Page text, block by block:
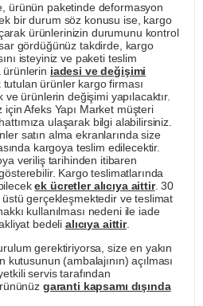
ürünün paketinde deformasyon
bir durum söz konusu ise, kargo
ürünlerinizin durumunu kontrol
gördüğünüz takdirde, kargo
isteyiniz ve paketi teslim
ürünlerin iadesi ve değişimi
tutulan ürünler kargo firması
ve ürünlerin değişimi yapılacaktır.
Afeks Yapı Market müşteri
ulaşarak bilgi alabilirsiniz.
satın alma ekranlarında size
kargoya teslim edilecektir.
veriliş tarihinden itibaren
Kargo teslimatlarında
ek ücretler alıcıya aittir. 30
gerçekleşmektedir ve teslimat
kullanılması nedeni ile iade
bedeli alıcıya aittir.
gerektiriyorsa, size en yakın
(ambalajının) açılması
servis tarafından
garanti kapsamı dışında